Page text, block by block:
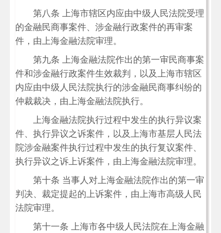
第八条 上海市辖区内应由中级人民法院受理
的金融民商事案件、涉金融行政案件的再审案
件，由上海金融法院审理。
第九条 上海金融法院作出的第一审民商事案
件和涉金融行政案件生效裁判，以及上海市辖区
内应由中级人民法院执行的涉金融民商事纠纷的
仲裁裁决，由上海金融法院执行。
上海金融法院执行过程中发生的执行异议案
件、执行异议之诉案件，以及上海市基层人民法
院涉金融案件执行过程中发生的执行复议案件、
执行异议之诉上诉案件，由上海金融法院审理。
第十条 当事人对上海金融法院作出的第一审
判决、裁定提起的上诉案件，由上海市高级人民
法院审理。
第十一条 上海市各中级人民法院在上海金融